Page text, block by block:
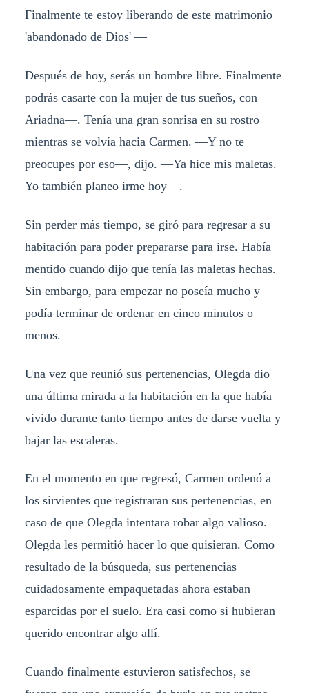
Finalmente te estoy liberando de este matrimonio
'abandonado de Dios' —
Después de hoy, serás un hombre libre. Finalmente
podrás casarte con la mujer de tus sueños, con
Ariadna—. Tenía una gran sonrisa en su rostro
mientras se volvía hacia Carmen. —Y no te
preocupes por eso—, dijo. —Ya hice mis maletas.
Yo también planeo irme hoy—.
Sin perder más tiempo, se giró para regresar a su
habitación para poder prepararse para irse. Había
mentido cuando dijo que tenía las maletas hechas.
Sin embargo, para empezar no poseía mucho y
podía terminar de ordenar en cinco minutos o
menos.
Una vez que reunió sus pertenencias, Olegda dio
una última mirada a la habitación en la que había
vivido durante tanto tiempo antes de darse vuelta y
bajar las escaleras.
En el momento en que regresó, Carmen ordenó a
los sirvientes que registraran sus pertenencias, en
caso de que Olegda intentara robar algo valioso.
Olegda les permitió hacer lo que quisieran. Como
resultado de la búsqueda, sus pertenencias
cuidadosamente empaquetadas ahora estaban
esparcidas por el suelo. Era casi como si hubieran
querido encontrar algo allí.
Cuando finalmente estuvieron satisfechos, se